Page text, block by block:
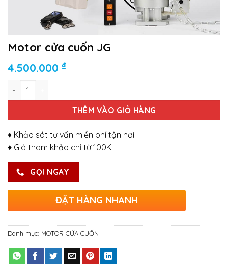
Motor cửa cuốn JG
4.500.000 ₫
THÊM VÀO GIỎ HÀNG
♦ Khảo sát tư vấn miễn phí tận nơi
♦ Giá tham khảo chỉ từ 100K
GỌI NGAY
ĐẶT HÀNG NHANH
Danh mục: MOTOR CỬA CUỐN